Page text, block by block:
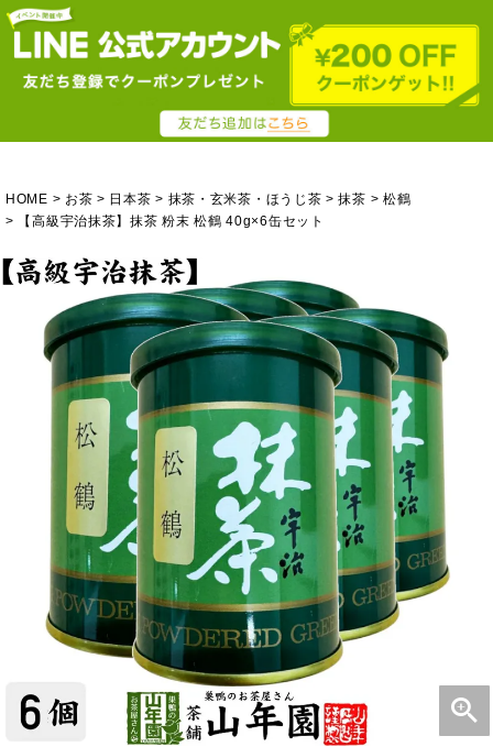
HOME お茶 日本茶 抹茶・玄米茶・ほうじ茶 抹茶
松鶴
【高級宇治抹茶】抹茶 粉末 松鶴 40g×6缶セット